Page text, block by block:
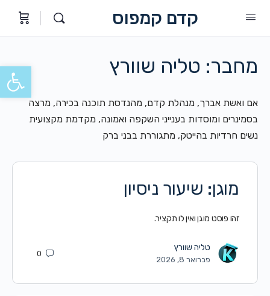
פתח
קדם קמפוס
מחבר: טליה שוורץ
אם ואשת אברך, מנהלת קדם, מהנדסת תוכנה בכירה, מרצה
בסמינרים ומוסדות בענייני השקפה ואמונה, מקדמת מקצועית
נשים חרדיות בהייטק, מתגוררת בבני ברק
מוגן: שיעור ניסיון
זהו פוסט מוגן ואין לו תקציר.
טליה שוורץ
פברואר 8, 2026
0